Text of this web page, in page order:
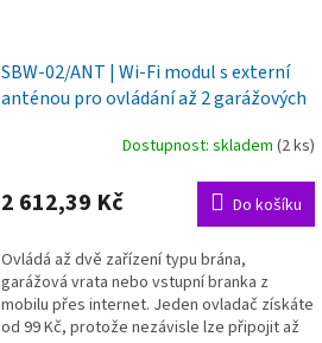
SBW-02/ANT | Wi-Fi modul s externí
anténou pro ovládání až 2 garážových
Dostupnost: skladem (2 ks)
2 612,39 Kč Do košíku
Ovládá až dvě zařízení typu brána,
garážová vrata nebo vstupní branka z
mobilu přes internet. Jeden ovladač získáte
od 99 Kč, protože nezávisle lze připojit až